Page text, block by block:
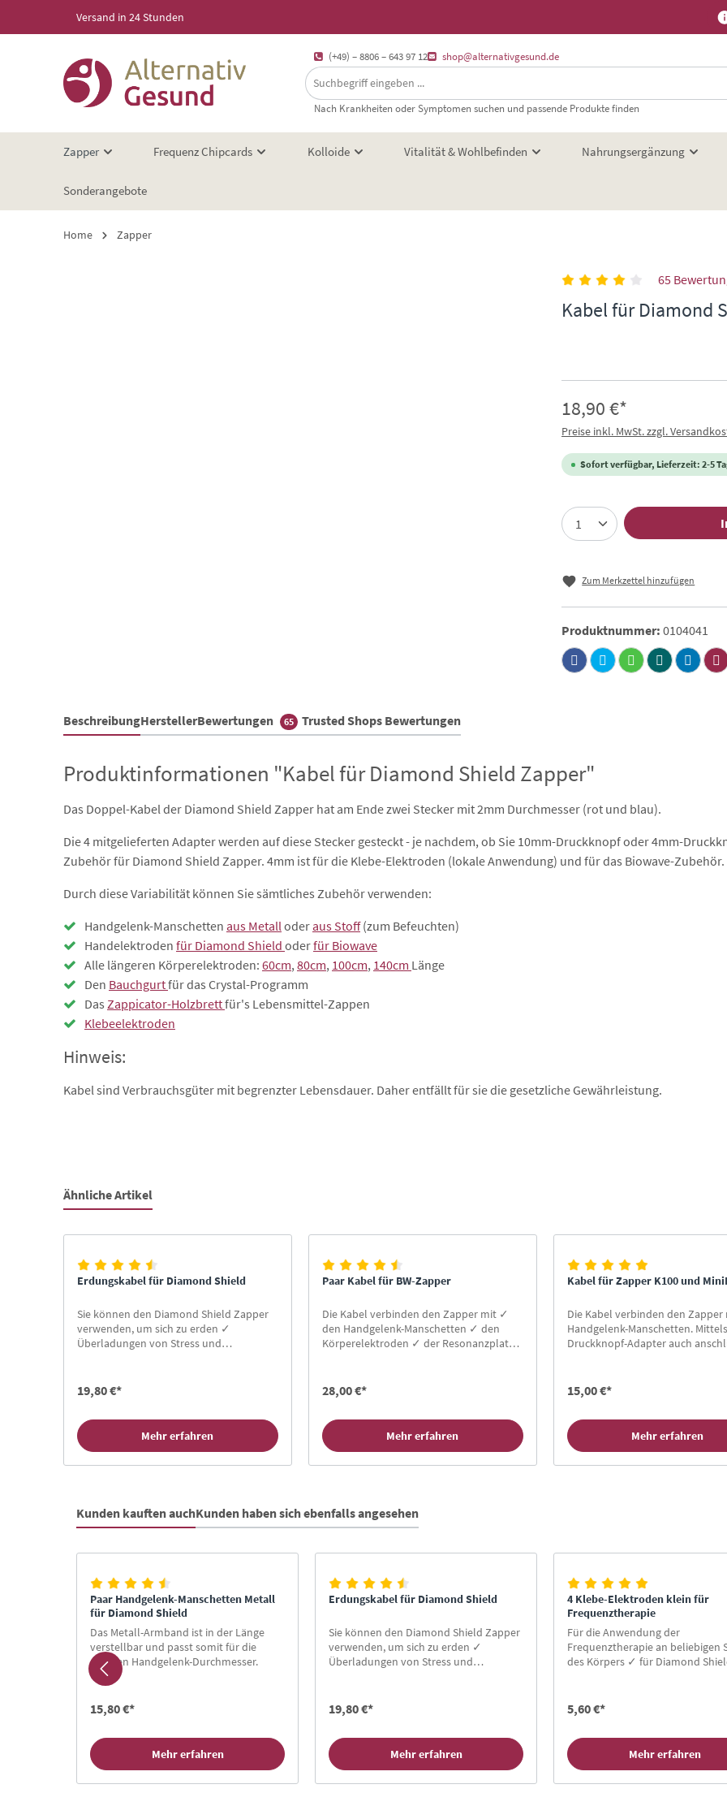
Zur Hauptnavigation springen
Versand in 24 Stunden
(+49) – 8806 – 643 97 12 shop@alternativgesund.de
Nach Krankheiten oder Symptomen suchen und passende Produkte finden
Zapper Frequenz Chipcards Kolloide Vitalität & Wohlbefinden Nahrungsergänzung
Sonderangebote
Home Zapper
65
Kabel für Diamond
18,90 €*
Preise inkl. MwSt. zzgl.
Sofort verfügbar, Lieferzeit: 2-5
Zum Merkzettel hinzufügen
Produktnummer: 0104041
BeschreibungHerstellerBewertungen 65 Trusted Shops Bewertungen
Produktinformationen "Kabel für Diamond Shield Zapper"
Das Doppel-Kabel der Diamond Shield Zapper hat am Ende zwei Stecker mit 2mm Durchmesser (rot und blau).
Die 4 mitgelieferten Adapter werden auf diese Stecker gesteckt - je nachdem, ob Sie 10mm-Druckknopf oder 4mm-
Zubehör für Diamond Shield Zapper. 4mm ist für die Klebe-Elektroden (lokale Anwendung) und für das Biowave-Zubehör.
Durch diese Variabilität können Sie sämtliches Zubehör verwenden:
Handgelenk-Manschetten aus Metalloderaus Stoff(zum Befeuchten)
Handelektroden für Diamond Shield oderfür Biowave
Alle längeren Körperelektroden: 60cm,80cm, 100cm, 140cm Länge
Den Bauchgurtfür das Crystal-Programm
Das Zappicator-Holzbrettfür's Lebensmittel-Zappen
Klebeelektroden
Hinweis:
Kabel sind Verbrauchsgüter mit begrenzter Lebensdauer. Daher entfällt für sie die gesetzliche Gewährleistung.
Ähnliche Artikel
Erdungskabel für Diamond Shield
Sie können den Diamond Shield Zapper
verwenden, um sich zu erden ✓
Überladungen von Stress und
19,80 €*
Mehr erfahren
Paar Kabel für BW-Zapper
Die Kabel verbinden den Zapper mit ✓
den Handgelenk-Manschetten ✓ den
Körperelektroden ✓ der Resonanzplatte
28,00 €*
Mehr erfahren
Kabel für Zapper K100 und
Die Kabel verbinden den Zapper
Handgelenk-Manschetten. Mittels
Druckknopf-Adapter auch
15,00 €*
Mehr erfahren
Kunden kauften auchKunden haben sich ebenfalls angesehen
Paar Handgelenk-Manschetten Metall
für Diamond Shield
Das Metall-Armband ist in der Länge
verstellbar und passt somit für die
meisten Handgelenk-Durchmesser.
15,80 €*
Mehr erfahren
Erdungskabel für Diamond Shield
Sie können den Diamond Shield Zapper
verwenden, um sich zu erden ✓
Überladungen von Stress und
Entladung
19,80 €*
Mehr erfahren
4 Klebe-Elektroden klein für
Frequenztherapie
Für die Anwendung der
Frequenztherapie an beliebigen
des Körpers ✓ für Diamond
4mm
5,60 €*
Mehr erfahren